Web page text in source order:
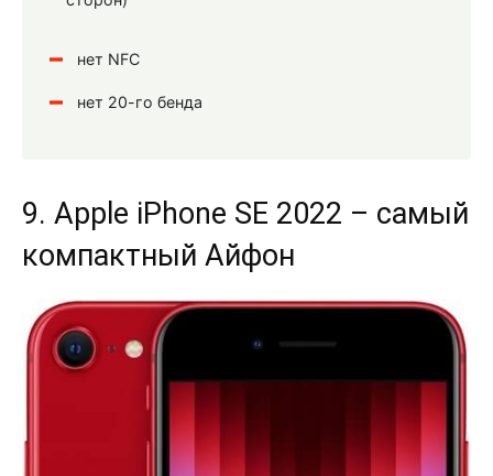
нет NFC
нет 20-го бенда
9. Apple iPhone SE 2022 – самый
компактный Айфон